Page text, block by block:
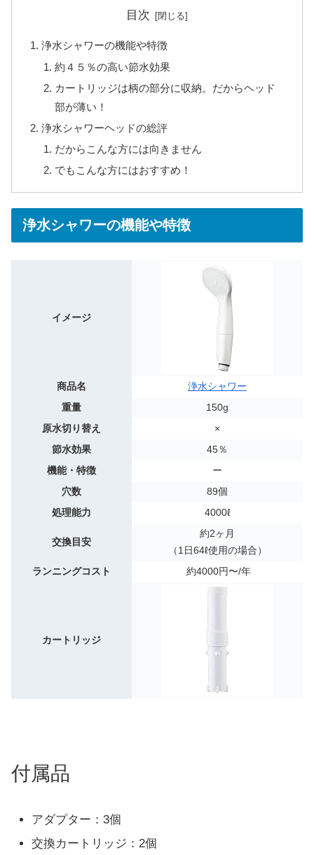
目次
浄水シャワーの機能や特徴
約４５％の高い節水効果
カートリッジは柄の部分に収納。だからヘッド
部が薄い！
浄水シャワーヘッドの総評
だからこんな方には向きません
でもこんな方にはおすすめ！
浄水シャワーの機能や特徴
イメージ
商品名
浄水シャワー
重量
150g
原水切り替え
×
節水効果
45％
機能・特徴
ー
穴数
89個
処理能力
4000ℓ
交換目安
約2ヶ月
（1日64ℓ使用の場合）
ランニングコスト
約4000円〜/年
カートリッジ
付属品
アダプター：3個
交換カートリッジ：2個